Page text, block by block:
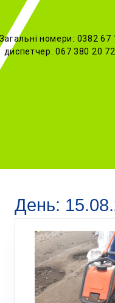
номери: 0382
диспетчер: 067 380 20
День: